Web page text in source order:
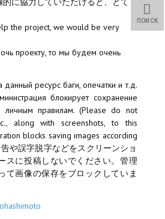
Fan Edition
Fan Edition
Force Remaster Fan Edition
Fan Edition
Edition
Remaster Fan Edition
the project, we would be very
проекту, то мы будем очень
ресурс баги, опечатки и т.д.
блокирует сохранение
личным правилам. (Please do not
along with screenshots, to this
blocks saving images according
や誤字脱字などをスクリーンショ
スに投稿しないでください。管理
て画像の保存をブロックしていま
ПОИСК